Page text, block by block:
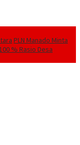
PLN Manado Minta
% Rasio Desa